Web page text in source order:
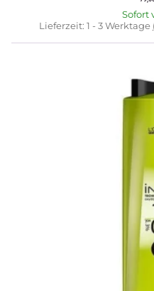
Sofort
Lieferzeit: 1 - 3 Werktage